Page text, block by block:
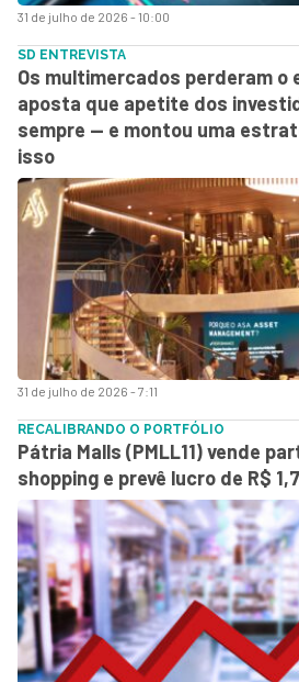
31 de julho de 2026 - 10:00
31 de julho de 2026 - 7:11
SD ENTREVISTA
Os multimercados perderam o
aposta que apetite dos
sempre — e montou uma
isso
RECALIBRANDO O PORTFÓLIO
Pátria Malls (PMLL11) vende
shopping e prevê lucro de R$